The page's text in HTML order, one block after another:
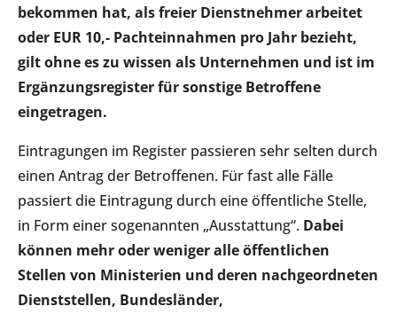
bekommen hat, als freier Dienstnehmer arbeitet
oder EUR 10,- Pachteinnahmen pro Jahr bezieht,
gilt ohne es zu wissen als Unternehmen und ist im
Ergänzungsregister für sonstige Betroffene
eingetragen.
Eintragungen im Register passieren sehr selten durch
einen Antrag der Betroffenen. Für fast alle Fälle
passiert die Eintragung durch eine öffentliche Stelle,
in Form einer sogenannten „Ausstattung“. Dabei
können mehr oder weniger alle öffentlichen
Stellen von Ministerien und deren nachgeordneten
Dienststellen, Bundesländer,